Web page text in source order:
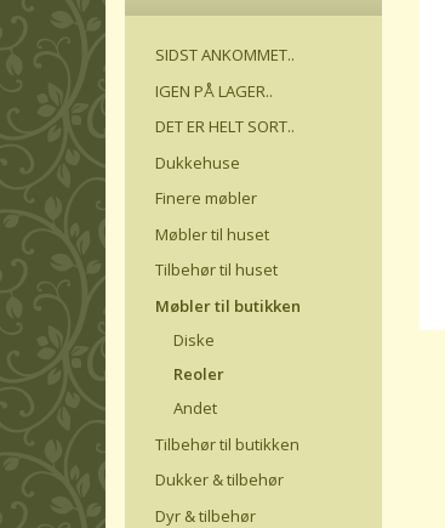
SIDST ANKOMMET..
IGEN PÅ LAGER..
DET ER HELT SORT..
Dukkehuse
Finere møbler
Møbler til huset
Tilbehør til huset
Møbler til butikken
Diske
Reoler
Andet
Tilbehør til butikken
Dukker & tilbehør
Dyr & tilbehør